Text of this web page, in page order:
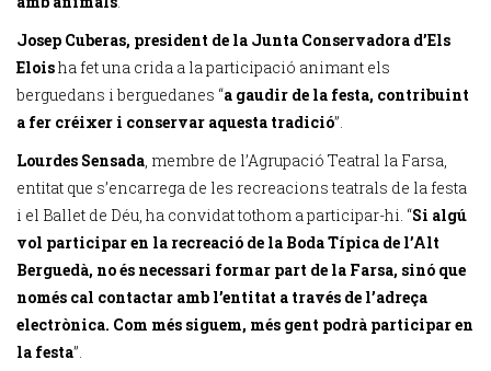
Josep Cuberas, president de la Junta Conservadora d’Els
Eloisha fet una crida a la participació animant els
berguedans i berguedanes “a gaudir de la festa, contribuint
a fer créixer i conservar aquesta tradició”.
Lourdes Sensada, membre de l’Agrupació Teatral la Farsa,
entitat que s’encarrega de les recreacions teatrals de la festa
i el Ballet de Déu, ha convidat tothom a participar-hi. “Si algú
vol participar en la recreació de la Boda Típica de l’Alt
Berguedà, no és necessari formar part de la Farsa, sinó que
només cal contactar amb l’entitat a través de l’adreça
electrònica. Com més siguem, més gent podrà participar en
la festa”.